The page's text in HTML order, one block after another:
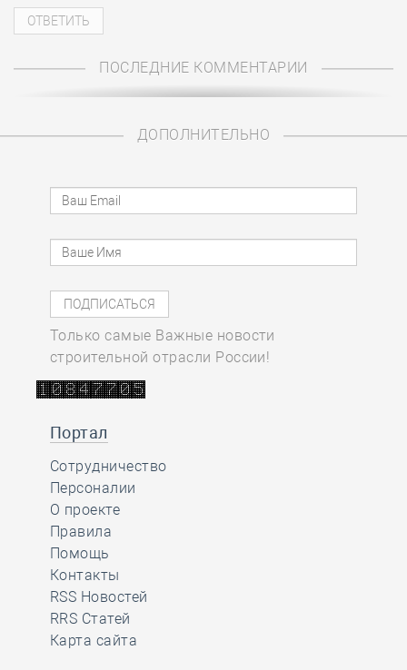
ПОСЛЕДНИЕ КОММЕНТАРИИ
ДОПОЛНИТЕЛЬНО
Только самые Важные новости
строительной отрасли России!
Портал
Сотрудничество
Персоналии
О проекте
Правила
Помощь
Контакты
RSS Новостей
RRS Статей
Карта сайта